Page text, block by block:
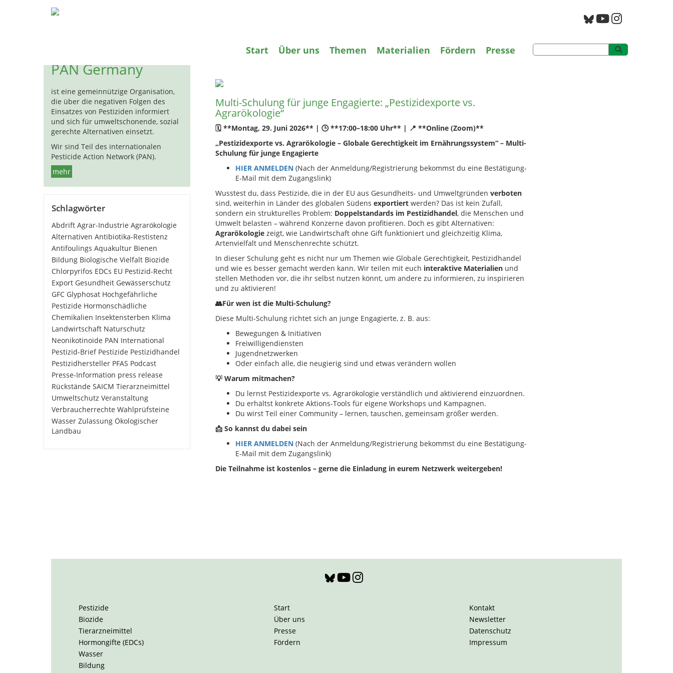
Start Über uns Themen Materialien Fördern Presse
PAN Germany
ist eine gemeinnützige Organisation,
die über die negativen Folgen des
Einsatzes von Pestiziden informiert
und sich für umweltschonende, sozial
gerechte Alternativen einsetzt.
Wir sind Teil des internationalen
Pesticide Action Network (PAN).
mehr
Schlagwörter
Abdrift Agrar-Industrie Agrarökologie
Alternativen Antibiotika-Restistenz
Antifoulings Aquakultur Bienen
Bildung Biologische Vielfalt Biozide
Chlorpyrifos EDCs EU Pestizid-Recht
Export Gesundheit Gewässerschutz
GFC Glyphosat Hochgefährliche
Pestizide Hormonschädliche
Chemikalien Insektensterben Klima
Landwirtschaft Naturschutz
Neonikotinoide PAN International
Pestizid-Brief Pestizide Pestizidhandel
Pestizidhersteller PFAS Podcast
Presse-Information press release
Rückstände SAICM Tierarzneimittel
Umweltschutz Veranstaltung
Verbraucherrechte Wahlprüfsteine
Wasser Zulassung Ökologischer
Landbau
Bildung» Multi-Schulung für junge Engagierte: „Pestizidexporte vs. Agrarökologie“
Multi-Schulung für junge Engagierte: „Pestizidexporte vs.
Agrarökologie“
🗓**Montag, 29. Juni 2026** | 🕒**17:00–18:00 Uhr** | 📍 **Online (Zoom)**
„Pestizidexporte vs. Agrarökologie – Globale Gerechtigkeit im Ernährungssystem“ – Multi-
Schulung für junge Engagierte
HIER ANMELDEN(Nach der Anmeldung/Registrierung bekommst du eine Bestätigung-
E-Mail mit dem Zugangslink)
Wusstest du, dass Pestizide, die in der EU aus Gesundheits- und Umweltgründen verboten
sind, weiterhin in Länder des globalen Südens exportiertwerden? Das ist kein Zufall,
sondern ein strukturelles Problem: Doppelstandards im Pestizidhandel, die Menschen und
Umwelt belasten – während Konzerne davon profitieren. Doch es gibt Alternativen:
Agrarökologiezeigt, wie Landwirtschaft ohne Gift funktioniert und gleichzeitig Klima,
Artenvielfalt und Menschenrechte schützt.
In dieser Schulung geht es nicht nur um Themen wie Globale Gerechtigkeit, Pestizidhandel
und wie es besser gemacht werden kann. Wir teilen mit euch interaktive Materialienund
stellen Methoden vor, die ihr selbst nutzen könnt, um andere zu informieren, zu inspirieren
und zu aktivieren!
👥Für wen ist die Multi-Schulung?
Diese Multi-Schulung richtet sich an junge Engagierte, z. B. aus:
Bewegungen & Initiativen
Freiwilligendiensten
Jugendnetzwerken
Oder einfach alle, die neugierig sind und etwas verändern wollen
💡Warum mitmachen?
Du lernst Pestizidexporte vs. Agrarökologie verständlich und aktivierend einzuordnen.
Du erhältst konkrete Aktions-Tools für eigene Workshops und Kampagnen.
Du wirst Teil einer Community – lernen, tauschen, gemeinsam größer werden.
📩So kannst du dabei sein
HIER ANMELDEN(Nach der Anmeldung/Registrierung bekommst du eine Bestätigung-
E-Mail mit dem Zugangslink)
Die Teilnahme ist kostenlos – gerne die Einladung in eurem Netzwerk weitergeben!
Pestizide
Biozide
Tierarzneimittel
Hormongifte (EDCs)
Wasser
Bildung
Start
Über uns
Presse
Fördern
Kontakt
Newsletter
Datenschutz
Impressum